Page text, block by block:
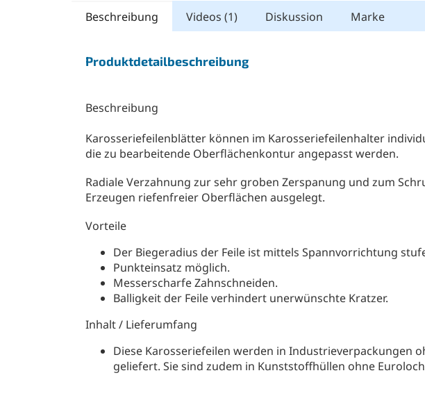
Beschreibung Videos (1) Diskussion Marke
Produktdetailbeschreibung
Beschreibung
Karosseriefeilenblätter können im Karosseriefeilenhalter
die zu bearbeitende Oberflächenkontur angepasst werden.
Radiale Verzahnung zur sehr groben Zerspanung und zum
Erzeugen riefenfreier Oberflächen ausgelegt.
Vorteile
Der Biegeradius der Feile ist mittels Spannvorrichtung
Punkteinsatz möglich.
Messerscharfe Zahnschneiden.
Balligkeit der Feile verhindert unerwünschte Kratzer.
Inhalt / Lieferumfang
Diese Karosseriefeilen werden in Industrieverpackungen
geliefert. Sie sind zudem in Kunststoffhüllen ohne